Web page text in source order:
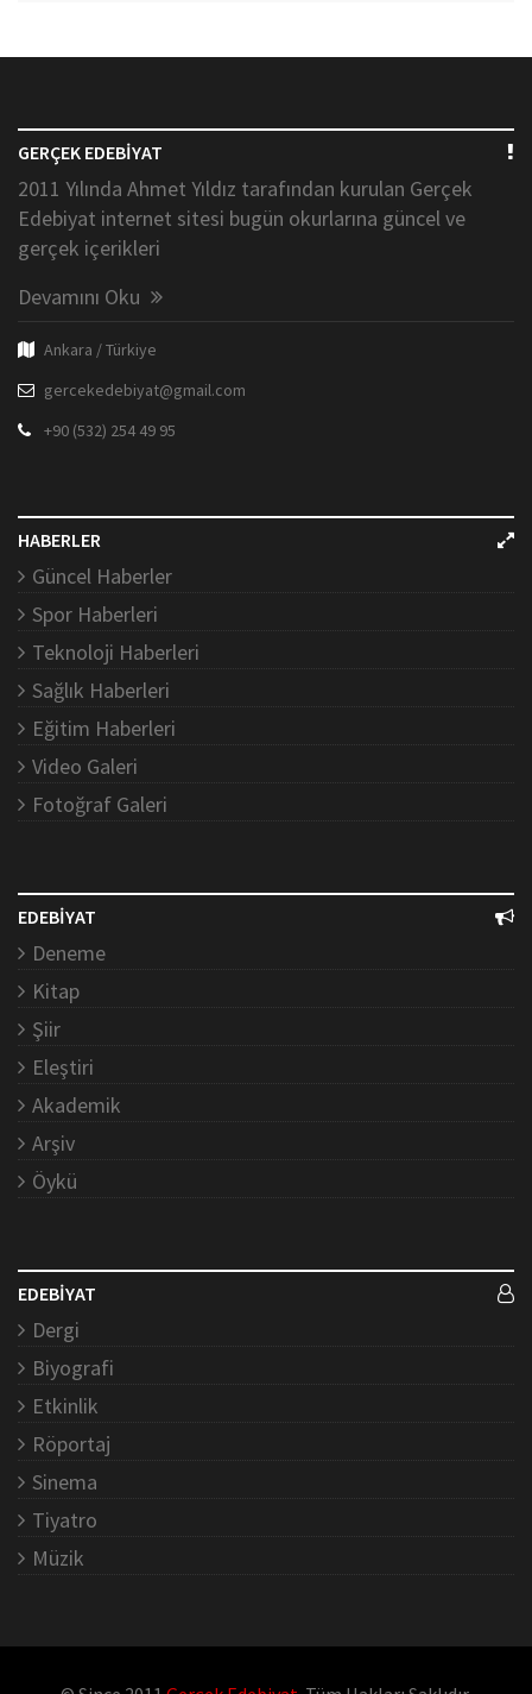
GERÇEK EDEBİYAT
2011 Yılında Ahmet Yıldız tarafından kurulan Gerçek
Edebiyat internet sitesi bugün okurlarına güncel ve
gerçek içerikleri
Devamını Oku
Ankara / Türkiye
gercekedebiyat@gmail.com
+90 (532) 254 49 95
HABERLER
Güncel Haberler
Spor Haberleri
Teknoloji Haberleri
Sağlık Haberleri
Eğitim Haberleri
Video Galeri
Fotoğraf Galeri
EDEBİYAT
Deneme
Kitap
Şiir
Eleştiri
Akademik
Arşiv
Öykü
EDEBİYAT
Dergi
Biyografi
Etkinlik
Röportaj
Sinema
Tiyatro
Müzik